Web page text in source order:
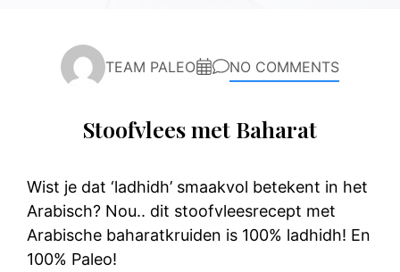
TEAM PALEO NO COMMENTS
Stoofvlees met Baharat
Wist je dat ‘ladhidh’ smaakvol betekent in het
Arabisch? Nou.. dit stoofvleesrecept met
Arabische baharatkruiden is 100% ladhidh! En
100% Paleo!